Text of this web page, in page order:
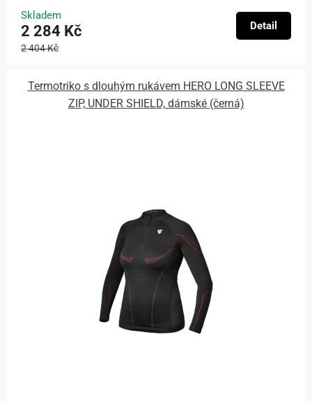
Skladem
2 284 Kč
2 404 Kč
Detail
Termotriko s dlouhým rukávem HERO LONG SLEEVE
ZIP, UNDER SHIELD, dámské (černá)